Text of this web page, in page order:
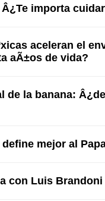
importa
aceleran el
aÃ±os de vida?
de la banana:
mejor al
con Luis Brandoni